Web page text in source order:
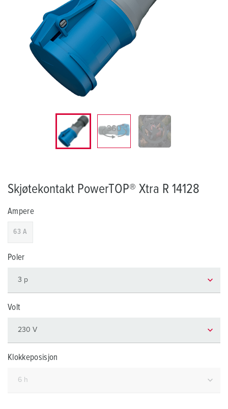
Skjøtekontakt PowerTOP® Xtra R 14128
Ampere
63 A
Poler
Volt
Klokkeposisjon